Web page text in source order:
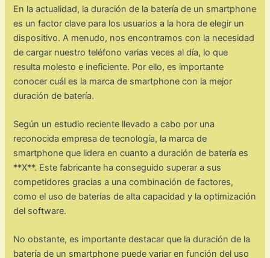
En la actualidad, la duración de la batería de un smartphone
es un factor clave para los usuarios a la hora de elegir un
dispositivo. A menudo, nos encontramos con la necesidad
de cargar nuestro teléfono varias veces al día, lo que
resulta molesto e ineficiente. Por ello, es importante
conocer cuál es la marca de smartphone con la mejor
duración de batería.
Según un estudio reciente llevado a cabo por una
reconocida empresa de tecnología, la marca de
smartphone que lidera en cuanto a duración de batería es
**X**. Este fabricante ha conseguido superar a sus
competidores gracias a una combinación de factores,
como el uso de baterías de alta capacidad y la optimización
del software.
No obstante, es importante destacar que la duración de la
batería de un smartphone puede variar en función del uso